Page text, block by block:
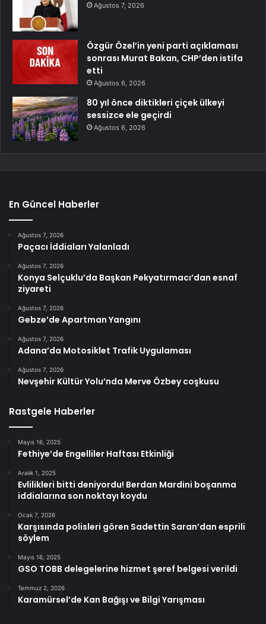
Ağustos 7, 2026
Özgür Özel’in yeni parti açıklaması
sonrası Murat Bakan, CHP’den istifa
etti
Ağustos 6, 2026
80 yıl önce diktikleri çiçek ülkeyi
sessizce ele geçirdi
Ağustos 6, 2026
En Güncel Haberler
Ağustos 7, 2026
Paçacı İddiaları Yalanladı
Ağustos 7, 2026
Konya Selçuklu’da Başkan Pekyatırmacı’dan esnaf
ziyareti
Ağustos 7, 2026
Gebze’de Apartman Yangını
Ağustos 7, 2026
Adana’da Motosiklet Trafik Uygulaması
Ağustos 7, 2026
Nevşehir Kültür Yolu’nda Merve Özbey coşkusu
Rastgele Haberler
Mayıs 16, 2025
Fethiye’de Engelliler Haftası Etkinliği
Aralık 1, 2025
Evlilikleri bitti deniyordu! Berdan Mardini boşanma
iddialarına son noktayı koydu
Ocak 7, 2026
Karşısında polisleri gören Sadettin Saran’dan esprili
söylem
Mayıs 16, 2025
GSO TOBB delegelerine hizmet şeref belgesi verildi
Temmuz 2, 2026
Karamürsel’de Kan Bağışı ve Bilgi Yarışması